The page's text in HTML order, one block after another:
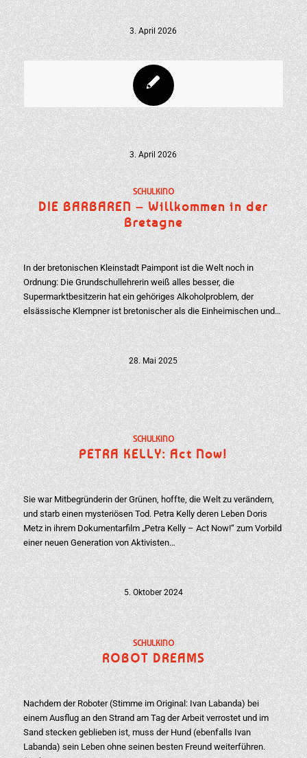
3. April 2026
3. April 2026
SCHULKINO
DIE BARBAREN – Willkommen in der
Bretagne
In der bretonischen Kleinstadt Paimpont ist die Welt noch in
Ordnung: Die Grundschullehrerin weiß alles besser, die
Supermarktbesitzerin hat ein gehöriges Alkoholproblem, der
elsässische Klempner ist bretonischer als die Einheimischen und…
28. Mai 2025
SCHULKINO
PETRA KELLY: Act Now!
Sie war Mitbegründerin der Grünen, hoffte, die Welt zu verändern,
und starb einen mysteriösen Tod. Petra Kelly deren Leben Doris
Metz in ihrem Dokumentarfilm „Petra Kelly – Act Now!“ zum Vorbild
einer neuen Generation von Aktivisten…
5. Oktober 2024
SCHULKINO
ROBOT DREAMS
Nachdem der Roboter (Stimme im Original: Ivan Labanda) bei
einem Ausflug an den Strand am Tag der Arbeit verrostet und im
Sand stecken geblieben ist, muss der Hund (ebenfalls Ivan
Labanda) sein Leben ohne seinen besten Freund weiterführen.